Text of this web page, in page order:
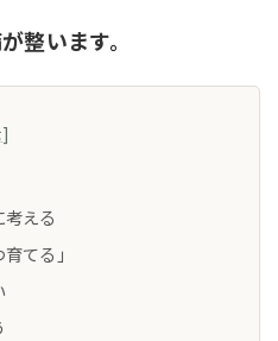
整います。
]
える
てる」